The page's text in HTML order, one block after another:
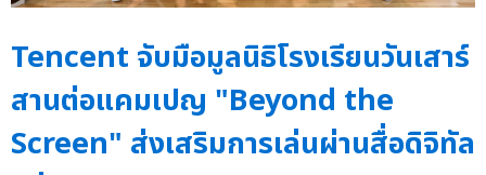
Tencent จับมือมูลนิธิโรงเรียนวันเสาร์
สานต่อแคมเปญ "Beyond the
Screen" ส่งเสริมการเล่นผ่านสื่อดิจิทัล